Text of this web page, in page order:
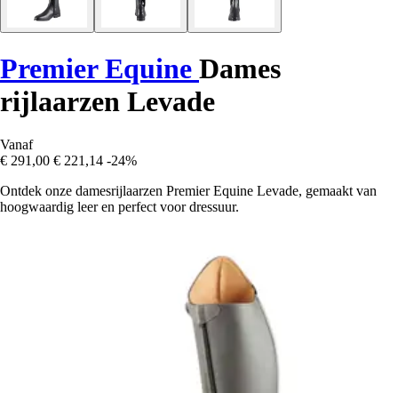
Premier Equine Dames
rijlaarzen Levade
Vanaf
€ 291,00 € 221,14 -24%
Ontdek onze damesrijlaarzen Premier Equine Levade, gemaakt van
hoogwaardig leer en perfect voor dressuur.